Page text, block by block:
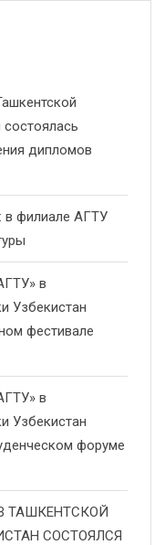
дипломов
филиале АГТУ
в
Узбекистан
фестивале
в
Узбекистан
форуме
ТАШКЕНТСКОЙ
СОСТОЯЛСЯ